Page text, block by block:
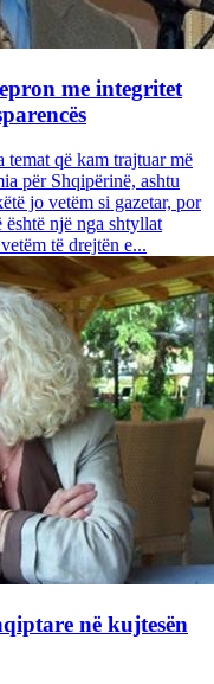
me integritet
temat që kam trajtuar më
për Shqipërinë, ashtu
jo vetëm si gazetar, por
është një nga shtyllat
të drejtën e...
në kujtesën